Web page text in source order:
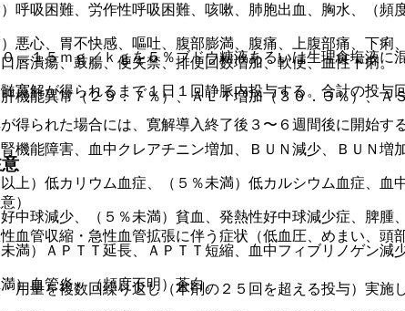
呼吸困難、労作性呼吸困難、咳嗽、肺胞出血、胸水、（頻
悪心、胃不快感、嘔吐、腹部膨満、腹痛、上腹部痛、下
唇潰瘍、鼓腸、便失禁、排便回数増加、軟便、血性下痢。
機能異常（２９．７％）、ＡＬＴ増加（３０．３％）、
機能障害、血中クレアチニン増加、ＢＵＮ減少、ＢＵＮ増
上）低カリウム血症、（５％未満）低カルシウム血症、血
中球減少、（５％未満）貧血、発熱性好中球減少症、脾腫
満）ＡＰＴＴ延長、ＡＰＴＴ短縮、血中フィブリノゲン減
）血管炎、（頻度不明）蒼白。
．１５ｍｇ／ｋｇを５％ブドウ糖液あるいは生理食塩液に
寛解が得られるまで１日１回静脈内投与する。合計の投与
られた場合には、寛解導入終了後３〜６週間後に開始す
）
血管収縮・急性血管拡張に伴う症状（低血圧、めまい、
用量を複数回繰り返し（本剤の２５回を超える投与）実施